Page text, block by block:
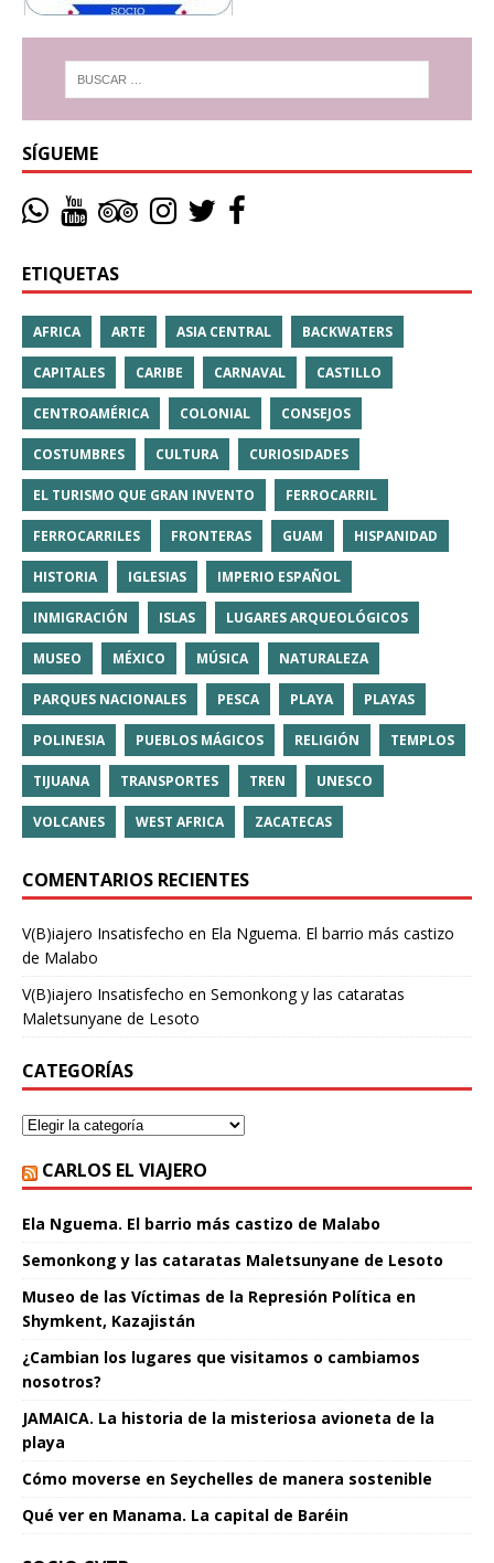
SÍGUEME
ETIQUETAS
AFRICA ARTE ASIA CENTRAL BACKWATERS
CAPITALES CARIBE CARNAVAL CASTILLO
CENTROAMÉRICA COLONIAL CONSEJOS
COSTUMBRES CULTURA CURIOSIDADES
EL TURISMO QUE GRAN INVENTO FERROCARRIL
FERROCARRILES FRONTERAS GUAM HISPANIDAD
HISTORIA IGLESIAS IMPERIO ESPAÑOL
INMIGRACIÓN ISLAS LUGARES ARQUEOLÓGICOS
MUSEO MÉXICO MÚSICA NATURALEZA
PARQUES NACIONALES PESCA PLAYA PLAYAS
POLINESIA PUEBLOS MÁGICOS RELIGIÓN TEMPLOS
TIJUANA TRANSPORTES TREN UNESCO
VOLCANES WEST AFRICA ZACATECAS
COMENTARIOS RECIENTES
V(B)iajero Insatisfecho en Ela Nguema. El barrio más castizo
de Malabo
V(B)iajero Insatisfecho en Semonkong y las cataratas
Maletsunyane de Lesoto
CATEGORÍAS
CARLOS EL VIAJERO
Ela Nguema. El barrio más castizo de Malabo
Semonkong y las cataratas Maletsunyane de Lesoto
Museo de las Víctimas de la Represión Política en
Shymkent, Kazajistán
¿Cambian los lugares que visitamos o cambiamos
nosotros?
JAMAICA. La historia de la misteriosa avioneta de la
playa
Cómo moverse en Seychelles de manera sostenible
Qué ver en Manama. La capital de Baréin